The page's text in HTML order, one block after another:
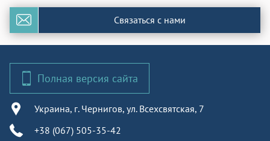
Связаться с нами
Полная версия сайта
Украина, г. Чернигов, ул. Всехсвятская, 7
+38 (067) 505-35-42